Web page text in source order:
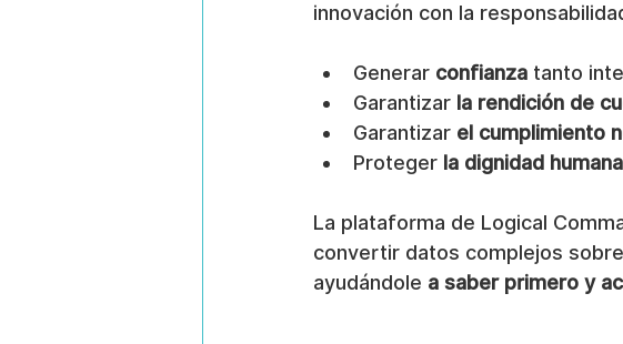
innovación con la
Generar confianza tanto
Garantizar la rendición de
Garantizar el cumplimiento
Proteger la dignidad humana
La plataforma de Logical
convertir datos complejos
ayudándole a saber primero y